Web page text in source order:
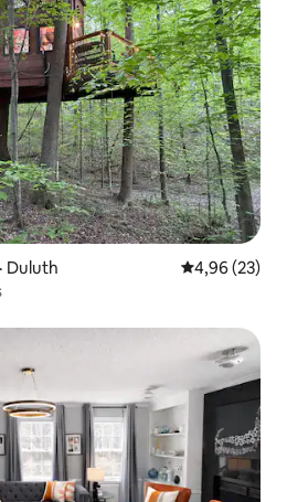
Duluth Note
4,96 (23)